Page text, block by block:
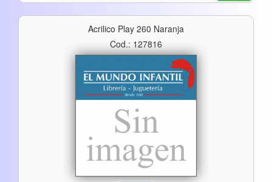
Acrilico Play 260 Naranja
Cod.: 127816